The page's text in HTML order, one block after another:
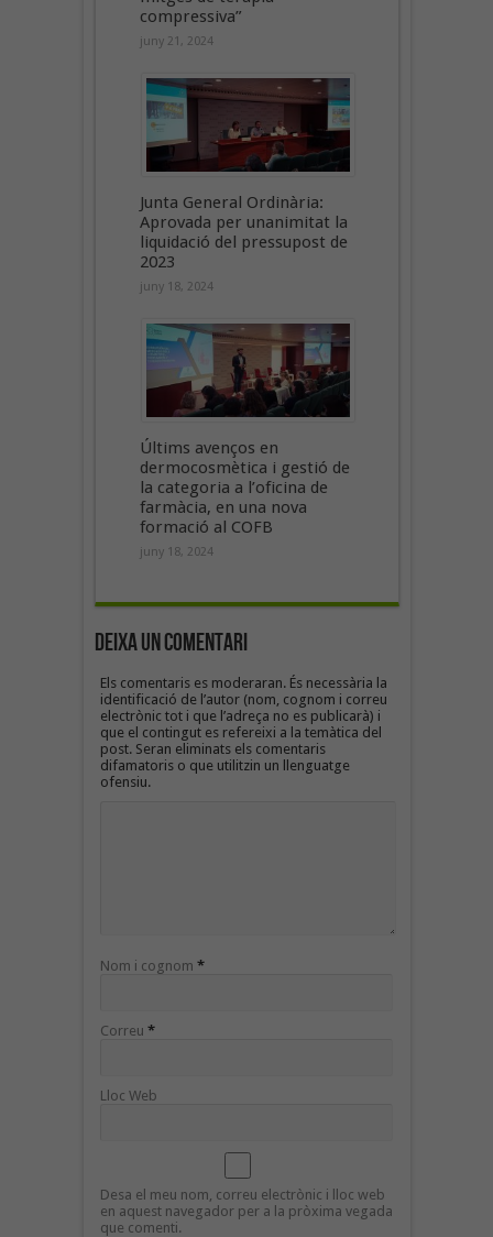
compressiva”
juny 21, 2024
Junta General Ordinària:
Aprovada per unanimitat la
liquidació del pressupost de
2023
juny 18, 2024
Últims avenços en
dermocosmètica i gestió de
la categoria a l’oficina de
farmàcia, en una nova
formació al COFB
juny 18, 2024
Deixa un Comentari
Els comentaris es moderaran. És necessària la
identificació de l’autor (nom, cognom i correu
electrònic tot i que l’adreça no es publicarà) i
que el contingut es refereixi a la temàtica del
post. Seran eliminats els comentaris
difamatoris o que utilitzin un llenguatge
ofensiu.
Nom i cognom *
Correu *
Lloc Web
Desa el meu nom, correu electrònic i lloc web
en aquest navegador per a la pròxima vegada
que comenti.